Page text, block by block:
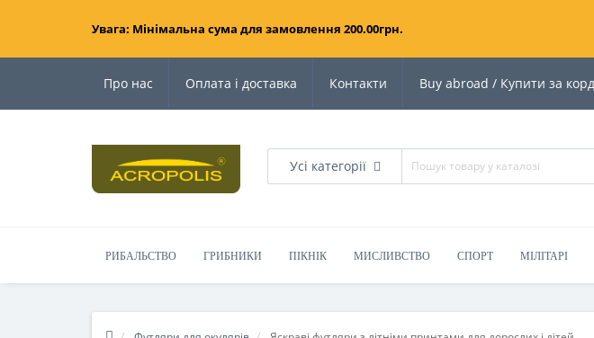
Увага: Мінімальна сума для замовлення 200.00грн.
Про нас Оплата і доставка Контакти Buy abroad / Купити за
Усі категорії
РИБАЛЬСТВО ГРИБНИКИ ПІКНІК МИСЛИВСТВО СПОРТ МІЛІТАРІ